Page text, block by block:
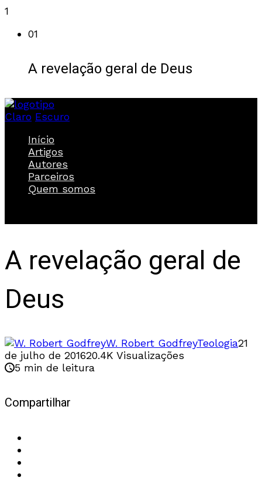
1
01
A revelação geral de Deus
Claro Escuro
Início
Artigos
Autores
Parceiros
Quem somos
A revelação geral de
Deus
W. Robert GodfreyTeologia21
de julho de 201620.4K Visualizações
5 min de leitura
Compartilhar